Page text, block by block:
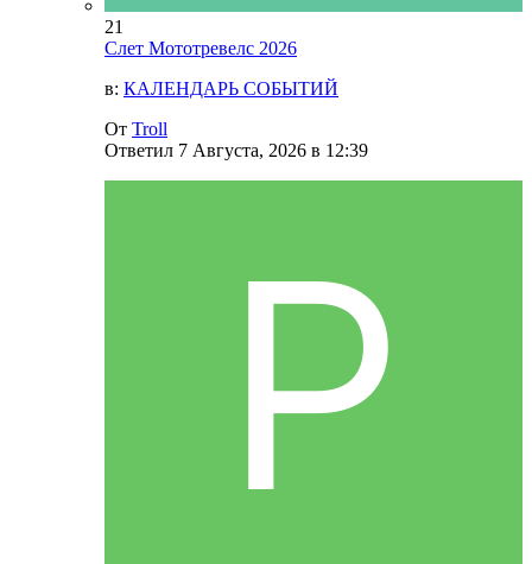
21
Слет Мототревелс 2026
в: КАЛЕНДАРЬ СОБЫТИЙ
От Troll
Ответил 7 Августа, 2026 в 12:39